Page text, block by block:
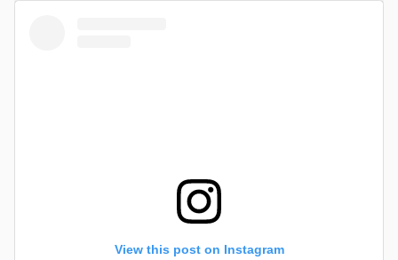
View this post on Instagram